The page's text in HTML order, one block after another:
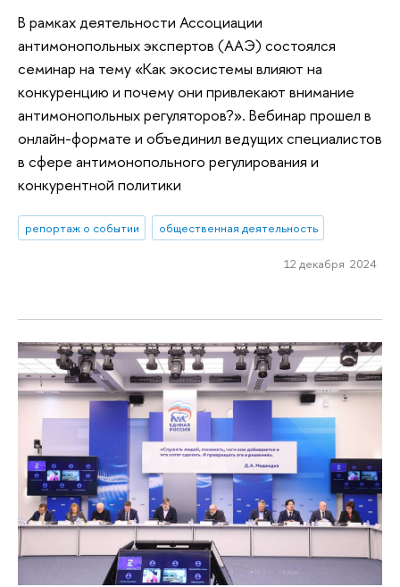
В рамках деятельности Ассоциации
антимонопольных экспертов (ААЭ) состоялся
семинар на тему «Как экосистемы влияют на
конкуренцию и почему они привлекают внимание
антимонопольных регуляторов?». Вебинар прошел в
онлайн-формате и объединил ведущих специалистов
в сфере антимонопольного регулирования и
конкурентной политики
репортаж о событии общественная деятельность
12 декабря 2024